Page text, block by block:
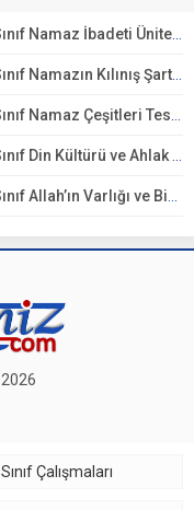
Namaz İbadeti Ünite Testi – Online Çöz
Namazın Kılınış Şartları Testi
Namaz Çeşitleri Testi – Online Çöz
Kültürü ve Ahlak Bilgisi 1. Ünite: Allah İnancı Çalışmaları
Allah’ın Varlığı ve Birliği Testi – Online Çöz
2026
Çalışmaları